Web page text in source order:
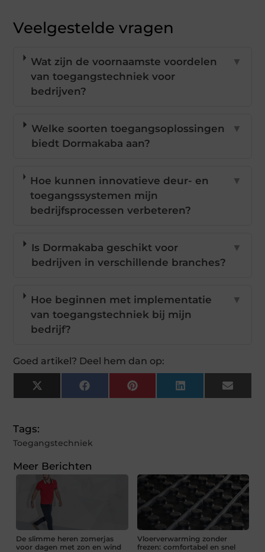
Veelgestelde vragen
Wat zijn de voornaamste voordelen
van toegangstechniek voor
bedrijven?
▼
Welke soorten toegangsoplossingen
biedt Dormakaba aan?
▼
Hoe kunnen innovatieve deur- en
toegangssystemen mijn
bedrijfsprocessen verbeteren?
▼
Is Dormakaba geschikt voor
bedrijven in verschillende branches?
▼
Hoe beginnen met implementatie
van toegangstechniek bij mijn
bedrijf?
▼
Goed artikel? Deel hem dan op:
X
(Twitter)
FacebookPinterestLinkedInEmail
Tags:
Toegangstechniek
Meer Berichten
De slimme heren zomerjas
voor dagen met zon en wind
Vloerverwarming zonder
frezen: comfortabel en snel